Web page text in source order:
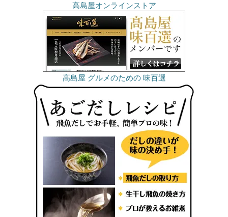
高島屋オンラインストア
高島屋 グルメのための 味百選